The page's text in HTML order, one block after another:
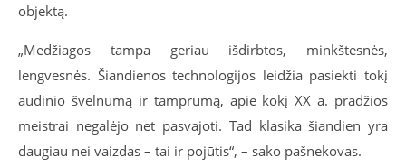
objektą.
„Medžiagos tampa geriau išdirbtos, minkštesnės,
lengvesnės. Šiandienos technologijos leidžia pasiekti tokį
audinio švelnumą ir tamprumą, apie kokį XX a. pradžios
meistrai negalėjo net pasvajoti. Tad klasika šiandien yra
daugiau nei vaizdas – tai ir pojūtis“, – sako pašnekovas.